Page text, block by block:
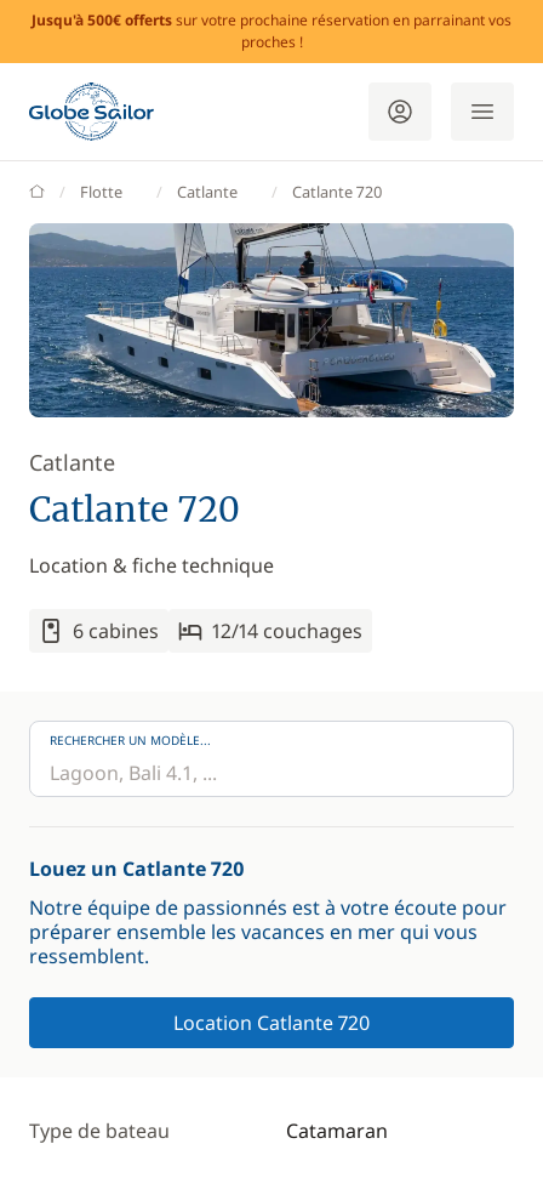
Jusqu'à 500€ offertssur votre prochaine réservation en parrainant vos
proches !
GlobeSailor
Flotte Catlante Catlante 720
Catlante
Catlante 720
Location & fiche technique
6 cabines 12/14 couchages
RECHERCHER UN MODÈLE...
Louez un Catlante 720
Notre équipe de passionnés est à votre écoute pour
préparer ensemble les vacances en mer qui vous
ressemblent.
Location Catlante 720
Type de bateau Catamaran